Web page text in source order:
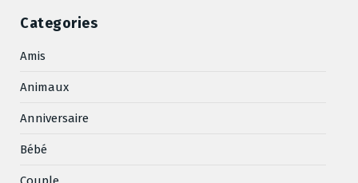
Categories
Amis
Animaux
Anniversaire
Bébé